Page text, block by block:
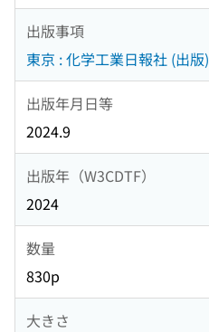
出版事項
東京 : 化学工業日報社 (出版)
出版年月日等
2024.9
出版年（W3CDTF）
2024
数量
830p
大きさ